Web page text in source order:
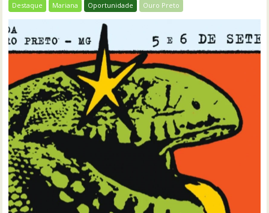
Destaque Mariana Oportunidade Ouro Preto